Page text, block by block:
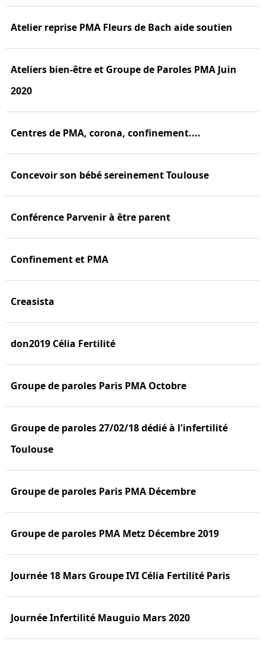
Atelier reprise PMA Fleurs de Bach aide soutien
Ateliers bien-être et Groupe de Paroles PMA Juin
2020
Centres de PMA, corona, confinement....
Concevoir son bébé sereinement Toulouse
Conférence Parvenir à être parent
Confinement et PMA
Creasista
don2019 Célia Fertilité
Groupe de paroles Paris PMA Octobre
Groupe de paroles 27/02/18 dédié à l'infertilité
Toulouse
Groupe de paroles Paris PMA Décembre
Groupe de paroles PMA Metz Décembre 2019
Journée 18 Mars Groupe IVI Célia Fertilité Paris
Journée Infertilité Mauguio Mars 2020